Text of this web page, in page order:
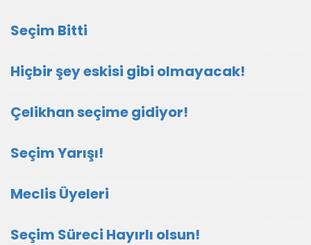
Seçim Bitti
Hiçbir şey eskisi gibi olmayacak!
Çelikhan seçime gidiyor!
Seçim Yarışı!
Meclis Üyeleri
Seçim Süreci Hayırlı olsun!